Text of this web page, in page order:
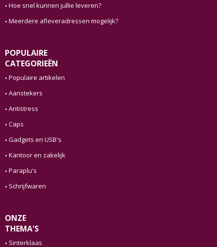
Hoe snel kunnen jullie leveren?
Meerdere afleveradressen mogelijk?
POPULAIRE
CATEGORIEËN
Populaire artikelen
Aanstekers
Antistress
Caps
Gadgets en USB's
Kantoor en zakelijk
Paraplu's
Schrijfwaren
ONZE
THEMA'S
Sinterklaas